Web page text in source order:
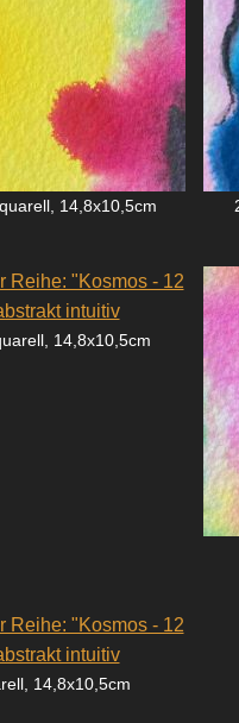
14,8x10,5cm
14,8x10,5cm
14,8x10,5cm